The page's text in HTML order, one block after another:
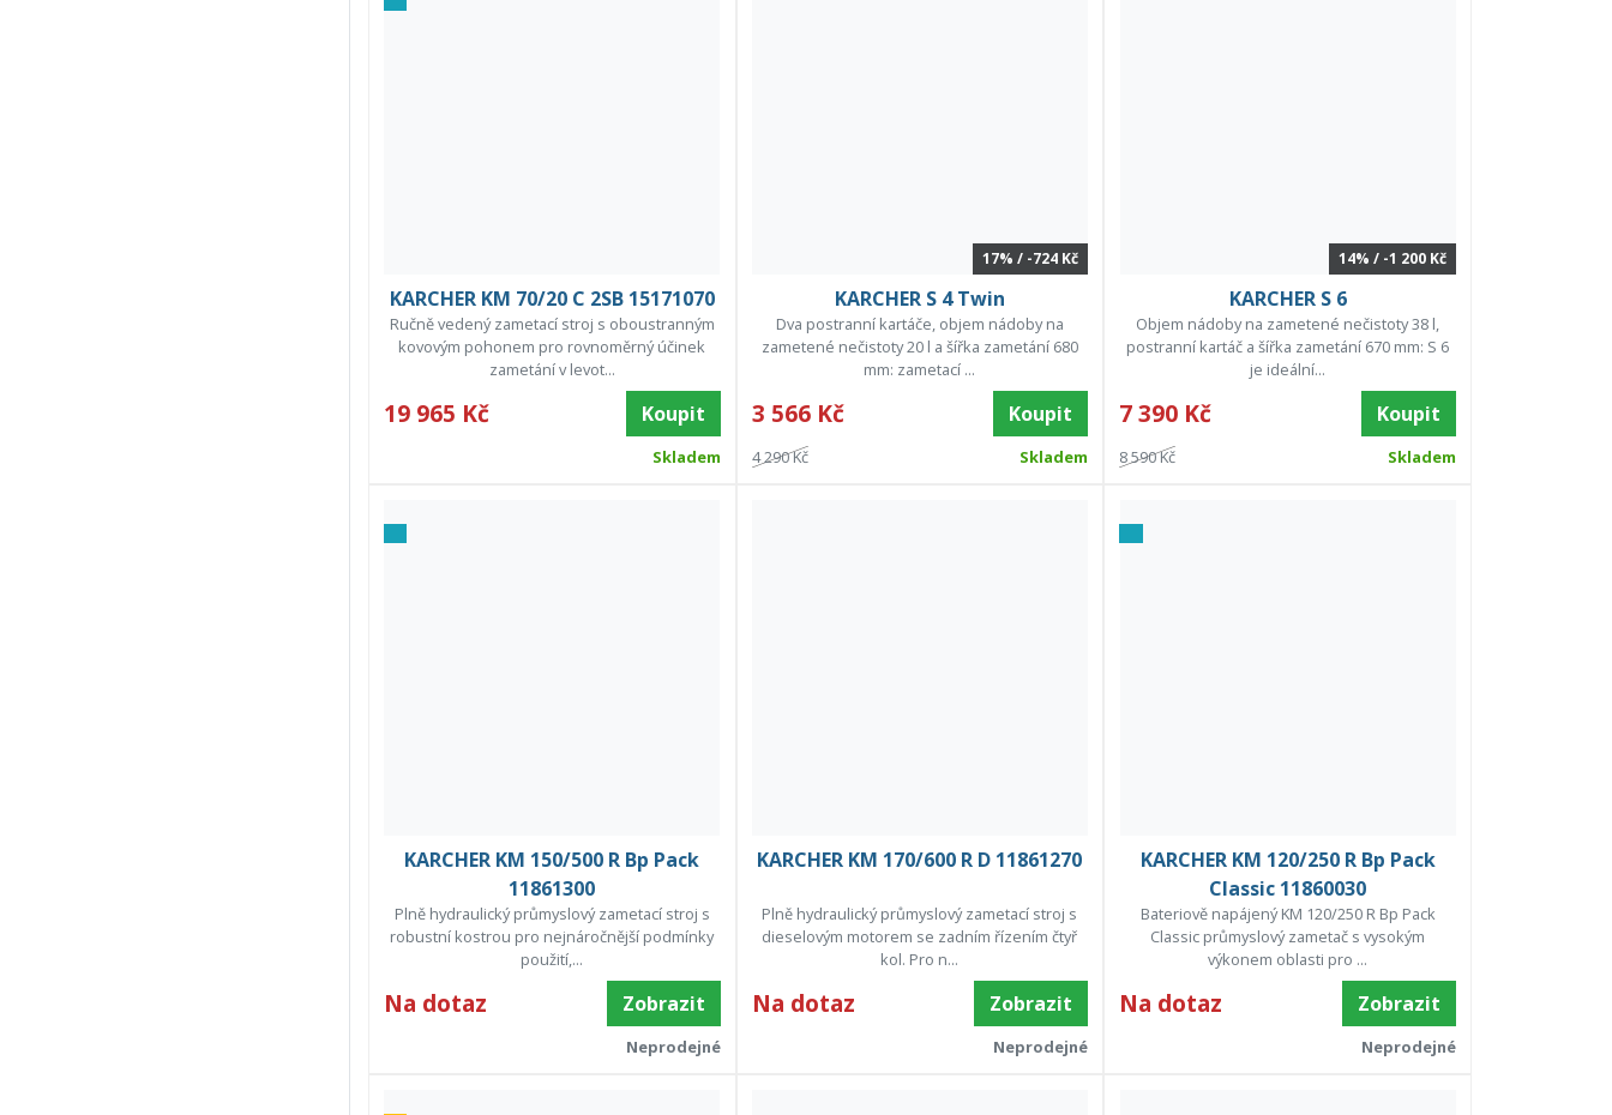
KARCHER KM 70/20 C 2SB 15171070
Ručně vedený zametací stroj s oboustranným
kovovým pohonem pro rovnoměrný účinek
zametání v levot...
19 965 Kč Koupit
Skladem
17% / -724 Kč
KARCHER S 4 Twin
Dva postranní kartáče, objem nádoby na
zametené nečistoty 20 l a šířka zametání 680
mm: zametací ...
3 566 Kč Koupit
4 290 Kč Skladem
14% / -1 200 Kč
KARCHER S 6
Objem nádoby na zametené nečistoty 38 l,
postranní kartáč a šířka zametání 670 mm: S 6
je ideální...
7 390 Kč Koupit
8 590 Kč Skladem
KARCHER KM 150/500 R Bp Pack
11861300
Plně hydraulický průmyslový zametací stroj s
robustní kostrou pro nejnáročnější podmínky
použití,...
Na dotaz Zobrazit
Neprodejné
KARCHER KM 170/600 R D 11861270
Plně hydraulický průmyslový zametací stroj s
dieselovým motorem se zadním řízením čtyř
kol. Pro n...
Na dotaz Zobrazit
Neprodejné
KARCHER KM 120/250 R Bp Pack
Classic 11860030
Bateriově napájený KM 120/250 R Bp Pack
Classic průmyslový zametač s vysokým
výkonem oblasti pro ...
Na dotaz Zobrazit
Neprodejné